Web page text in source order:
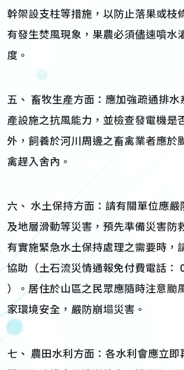
幹架設支柱等措施，以防止落果或枝
有發生焚風現象，果農必須儘速噴水
度。
五、 畜牧生產方面：應加強疏通排水
產設施之抗風能力，並檢查發電機是
外，飼養於河川周邊之畜禽業者應於
禽趕入舍內。
六、 水土保持方面：請有關單位應嚴
及地層滑動等災害，預先準備災害防
有實施緊急水土保持處理之需要時，
協助（土石流災情通報免付費電話：
）。居住於山區之民眾應隨時注意颱
家環境安全，嚴防崩塌災害。
七、 農田水利方面：各水利會應立即